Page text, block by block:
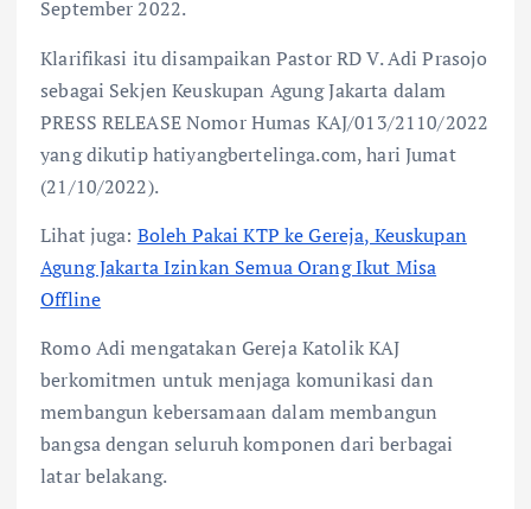
September 2022.
Klarifikasi itu disampaikan Pastor RD V. Adi Prasojo
sebagai Sekjen Keuskupan Agung Jakarta dalam
PRESS RELEASE Nomor Humas KAJ/013/2110/2022
yang dikutip hatiyangbertelinga.com, hari Jumat
(21/10/2022).
Lihat juga: Boleh Pakai KTP ke Gereja, Keuskupan
Agung Jakarta Izinkan Semua Orang Ikut Misa
Offline
Romo Adi mengatakan Gereja Katolik KAJ
berkomitmen untuk menjaga komunikasi dan
membangun kebersamaan dalam membangun
bangsa dengan seluruh komponen dari berbagai
latar belakang.